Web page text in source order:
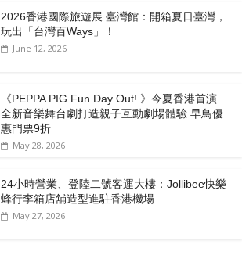
2026香港國際旅遊展 臺灣館：開箱夏日臺灣，
玩出「台灣百Ways」！
June 12, 2026
《PEPPA PIG Fun Day Out! 》今夏香港首演
全新音樂舞台劇打造親子互動劇場體驗 早鳥優
惠門票9折
May 28, 2026
24小時營業、登陸二號客運大樓：Jollibee快樂
蜂行李箱店舖造型進駐香港機場
May 27, 2026